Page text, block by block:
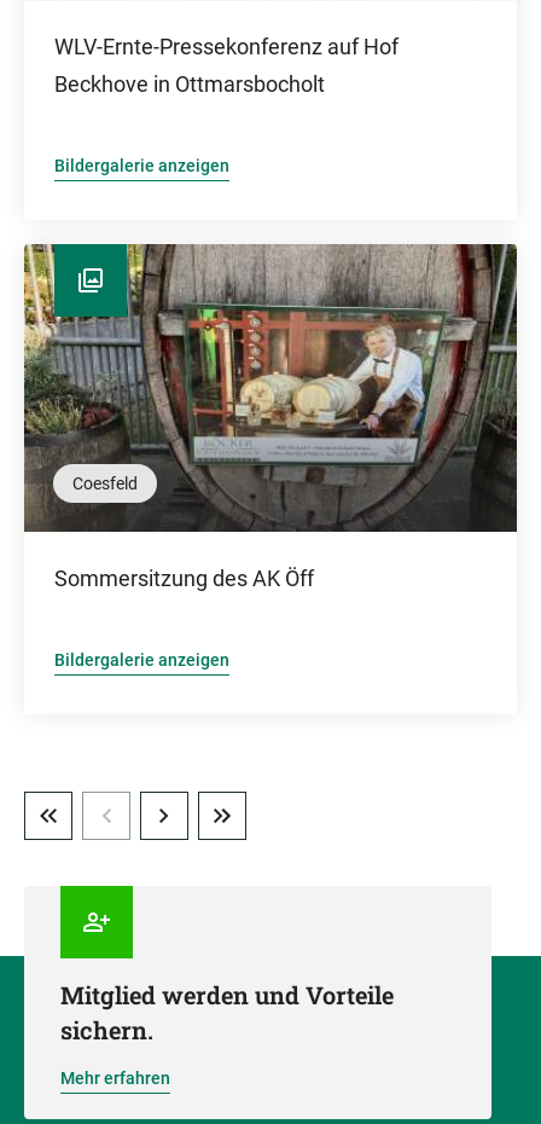
WLV-Ernte-Pressekonferenz auf Hof
Beckhove in Ottmarsbocholt
Bildergalerie anzeigen
Coesfeld
Sommersitzung des AK Öff
Bildergalerie anzeigen
Mitglied werden und Vorteile
sichern.
Mehr erfahren